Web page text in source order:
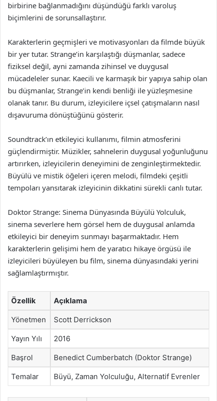
birbirine bağlanmadığını düşündüğü farklı varoluş
biçimlerini de sorunsallaştırır.
Karakterlerin geçmişleri ve motivasyonları da filmde büyük
bir yer tutar. Strange’in karşılaştığı düşmanlar, sadece
fiziksel değil, ayni zamanda zihinsel ve duygusal
mücadeleler sunar. Kaecili ve karmaşık bir yapıya sahip olan
bu düşmanlar, Strange’in kendi benliği ile yüzleşmesine
olanak tanır. Bu durum, izleyicilere içsel çatışmaların nasıl
dışavuruma dönüştüğünü gösterir.
Soundtrack’ın etkileyici kullanımı, filmin atmosferini
güçlendirmiştir. Müzikler, sahnelerin duygusal yoğunluğunu
artırırken, izleyicilerin deneyimini de zenginleştirmektedir.
Büyülü ve mistik öğeleri içeren melodi, filmdeki çeşitli
tempoları yansıtarak izleyicinin dikkatini sürekli canlı tutar.
Doktor Strange: Sinema Dünyasında Büyülü Yolculuk,
sinema severlere hem görsel hem de duygusal anlamda
etkileyici bir deneyim sunmayı başarmaktadır. Hem
karakterlerin gelişimi hem de yaratıcı hikaye örgüsü ile
izleyicileri büyüleyen bu film, sinema dünyasındaki yerini
sağlamlaştırmıştır.
Özellik Açıklama
Yönetmen Scott Derrickson
Yayın Yılı 2016
Başrol Benedict Cumberbatch (Doktor Strange)
Temalar Büyü, Zaman Yolculuğu, Alternatif Evrenler